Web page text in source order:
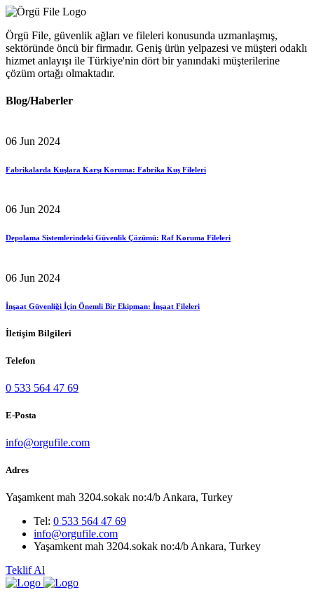
Örgü File, güvenlik ağları ve fileleri konusunda uzmanlaşmış,
sektöründe öncü bir firmadır. Geniş ürün yelpazesi ve müşteri odaklı
hizmet anlayışı ile Türkiye'nin dört bir yanındaki müşterilerine
çözüm ortağı olmaktadır.
Blog/Haberler
06 Jun 2024
Fabrikalarda Kuşlara Karşı Koruma: Fabrika Kuş Fileleri
06 Jun 2024
Depolama Sistemlerindeki Güvenlik Çözümü: Raf Koruma Fileleri
06 Jun 2024
İnşaat Güvenliği İçin Önemli Bir Ekipman: İnşaat Fileleri
İletişim Bilgileri
Telefon
0 533 564 47 69
E-Posta
info@orgufile.com
Adres
Yaşamkent mah 3204.sokak no:4/b Ankara, Turkey
Tel: 0 533 564 47 69
info@orgufile.com
Yaşamkent mah 3204.sokak no:4/b Ankara, Turkey
Teklif Al